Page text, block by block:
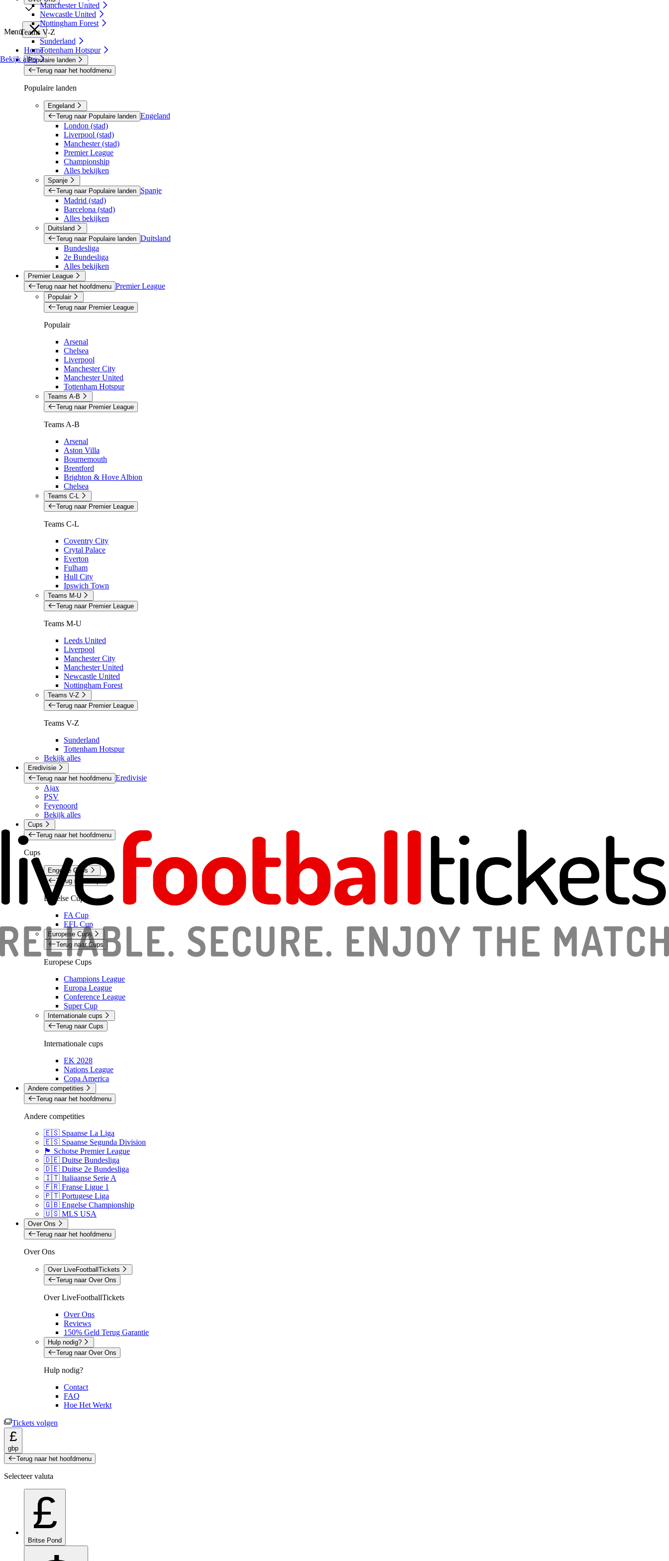
Manchester United
Newcastle United
Nottingham Forest
Teams V-Z
Sunderland
Tottenham Hotspur
Bekijk alles
Menu
Home
Populaire landen
Terug naar het hoofdmenu
Populaire landen
Engeland
Terug naar Populaire landen Engeland
London (stad)
Liverpool (stad)
Manchester (stad)
Premier League
Championship
Alles bekijken
Spanje
Terug naar Populaire landen
Spanje
Madrid (stad)
Barcelona (stad)
Alles bekijken
Duitsland
Terug naar Populaire landen Duitsland
Bundesliga
2e Bundesliga
Alles bekijken
Premier League
Terug naar het hoofdmenu Premier League
Populair
Terug naar Premier League
Populair
Arsenal
Chelsea
Liverpool
Manchester City
Manchester United
Tottenham Hotspur
Teams A-B
Terug naar Premier League
Teams A-B
Arsenal
Aston Villa
Bournemouth
Brentford
Brighton & Hove Albion
Chelsea
Teams C-L
Terug naar Premier League
Teams C-L
Coventry City
Crytal Palace
Everton
Fulham
Hull City
Ipswich Town
Teams M-U
Terug naar Premier League
Teams M-U
Leeds United
Liverpool
Manchester City
Manchester United
Newcastle United
Nottingham Forest
Teams V-Z
Terug naar Premier League
Teams V-Z
Sunderland
Tottenham Hotspur
Bekijk alles
Eredivisie
Terug naar het hoofdmenu Eredivisie
Ajax
PSV
Feyenoord
Bekijk alles
Cups
Terug naar het hoofdmenu
Cups
Engelse Cups
Terug naar Cups
Engelse Cups
FA Cup
EFL Cup
Europese Cups
Terug naar Cups
Europese Cups
Champions League
Europa League
Conference League
Super Cup
Internationale cups
Terug naar Cups
Internationale cups
EK 2028
Nations League
Copa America
Andere competities
Terug naar het hoofdmenu
Andere competities
🇪🇸 Spaanse La Liga
🇪🇸 Spaanse Segunda Division
🏴󠁧󠁢󠁳󠁣󠁴󠁿 Schotse Premier League
🇩🇪 Duitse Bundesliga
🇩🇪 Duitse 2e Bundesliga
🇮🇹 Italiaanse Serie A
🇫🇷 Franse Ligue 1
🇵🇹 Portugese Liga
🇬🇧 Engelse Championship
🇺🇸 MLS USA
Over Ons
Terug naar het hoofdmenu
Over Ons
Over LiveFootballTickets
Terug naar Over Ons
Over LiveFootballTickets
Over Ons
Reviews
150% Geld Terug Garantie
Hulp nodig?
Terug naar Over Ons
Hulp nodig?
Contact
FAQ
Hoe Het Werkt
Tickets volgen
£
gbp
Terug naar het hoofdmenu
Selecteer valuta
£
Britse Pond